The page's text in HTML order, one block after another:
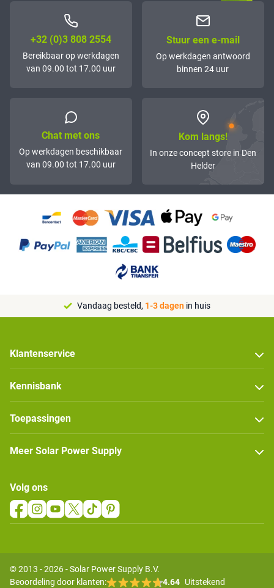
+32 (0)3 808 2554
Bereikbaar op werkdagen
van 09.00 tot 17.00 uur
Stuur een e-mail
Op werkdagen antwoord
binnen 24 uur
Chat met ons
Op werkdagen beschikbaar
van 09.00 tot 17.00 uur
Kom langs!
In onze concept store in Den
Helder
Vandaag besteld, 1-3 dagen in huis
Klantenservice
Kennisbank
Toepassingen
Meer Solar Power Supply
Volg ons
© 2013 - 2026 - Solar Power Supply B.V.
Beoordeling door klanten:
4.64 Uitstekend